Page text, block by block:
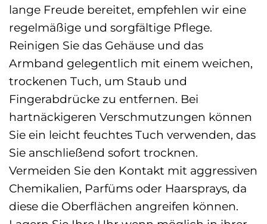
lange Freude bereitet, empfehlen wir eine
regelmäßige und sorgfältige Pflege.
Reinigen Sie das Gehäuse und das
Armband gelegentlich mit einem weichen,
trockenen Tuch, um Staub und
Fingerabdrücke zu entfernen. Bei
hartnäckigeren Verschmutzungen können
Sie ein leicht feuchtes Tuch verwenden, das
Sie anschließend sofort trocknen.
Vermeiden Sie den Kontakt mit aggressiven
Chemikalien, Parfüms oder Haarsprays, da
diese die Oberflächen angreifen können.